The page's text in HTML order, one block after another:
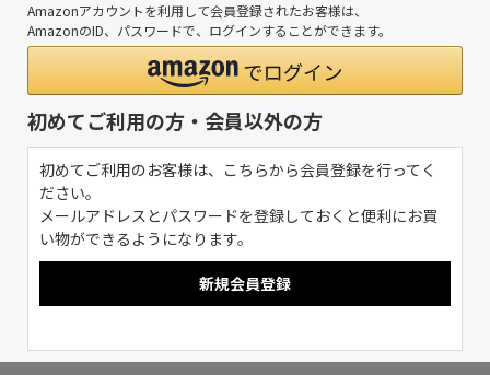
Amazonアカウントを利用して会員登録されたお客様は、
AmazonのID、パスワードで、ログインすることができます。
初めてご利用の方・会員以外の方
初めてご利用のお客様は、こちらから会員登録を行ってく
ださい。
メールアドレスとパスワードを登録しておくと便利にお買
い物ができるようになります。